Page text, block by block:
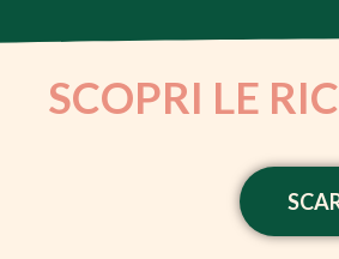
SCOPRI LE